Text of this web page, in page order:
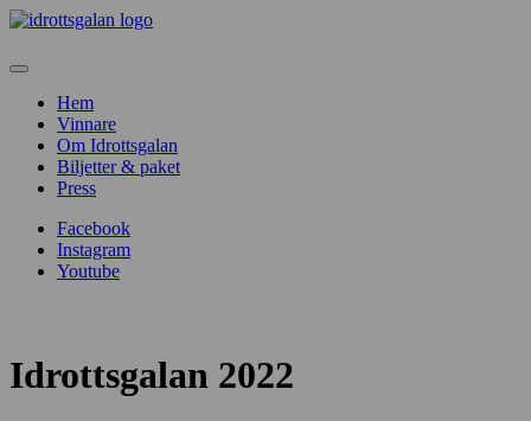
Hem
Vinnare
Om Idrottsgalan
Biljetter & paket
Press
Facebook
Instagram
Youtube
Idrottsgalan 2022